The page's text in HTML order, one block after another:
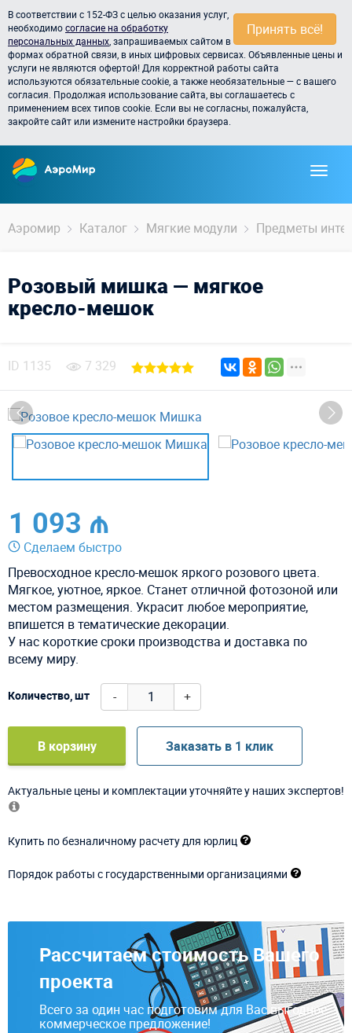
Принять всё!
В соответствии с 152-ФЗ с целью оказания услуг,
необходимосогласие на обработку
персональных данных , запрашиваемых сайтом в
формах обратной связи, в иных цифровых сервисах. Объявленные цены и
услуги не являются офертой! Для корректной работы сайта
используются обязательные cookie, а также необязательные — с вашего
согласия. Продолжая использование сайта, вы соглашаетесь с
применением всех типов cookie. Если вы не согласны, пожалуйста,
закройте сайт или измените настройки браузера.
Аэромир Каталог Мягкие модули Предметы
Розовый мишка — мягкое
кресло-мешок
ID 1135 7 329
1 093 ₼
Сделаем быстро
Превосходное кресло-мешок яркого розового цвета.
Мягкое, уютное, яркое. Станет отличной фотозоной или
местом размещения. Украсит любое мероприятие,
впишется в тематические декорации.
У нас короткие сроки производства и доставка по
всему миру.
Количество, шт - +
В корзину Заказать в 1 клик
Актуальные цены и комплектации уточняйте у наших экспертов!
Купить по безналичному расчету для юрлиц
Порядок работы с государственными организациями
Рассчитаем стоимость Вашего
проекта
Всего за один час подготовим для Вас выгодное
коммерческое предложение!